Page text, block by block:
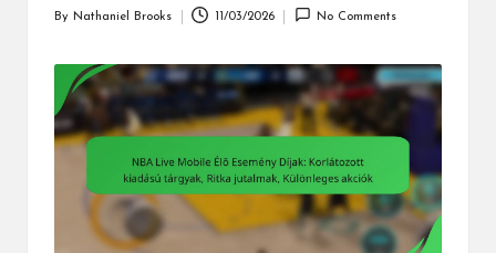
By Nathaniel Brooks 11/03/2026 No Comments